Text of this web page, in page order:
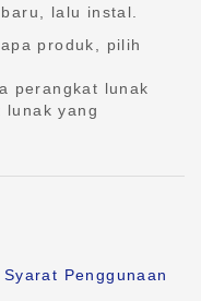
lalu instal.
produk, pilih
perangkat lunak
lunak yang
Syarat Penggunaan